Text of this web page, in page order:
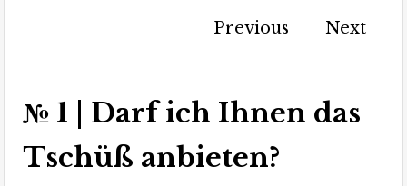
Previous Next
№ 1 | Darf ich Ihnen das
Tschüß anbieten?